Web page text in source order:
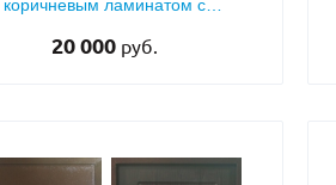
коричневым ламинатом с
20 000 руб.